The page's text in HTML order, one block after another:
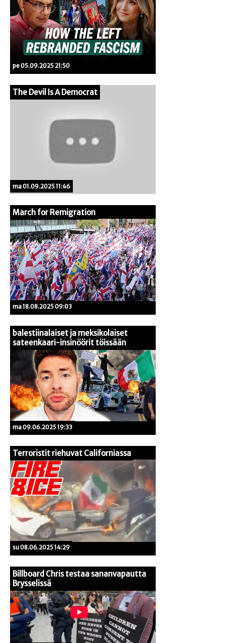
pe 05.09.2025 21:50
The Devil Is A Democrat
ma 01.09.2025 11:46
March for Remigration
ma 18.08.2025 09:03
balestiinalaiset ja meksikolaiset
sateenkaari-insinöörit töissään
ma 09.06.2025 19:33
Terroristit riehuvat Californiassa
su 08.06.2025 14:29
Billboard Chris testaa sananvapautta
Brysselissä